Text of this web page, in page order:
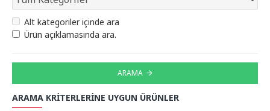
Alt kategoriler içinde ara
Ürün açıklamasında ara.
ARAMA
ARAMA KRITERLERINE UYGUN ÜRÜNLER